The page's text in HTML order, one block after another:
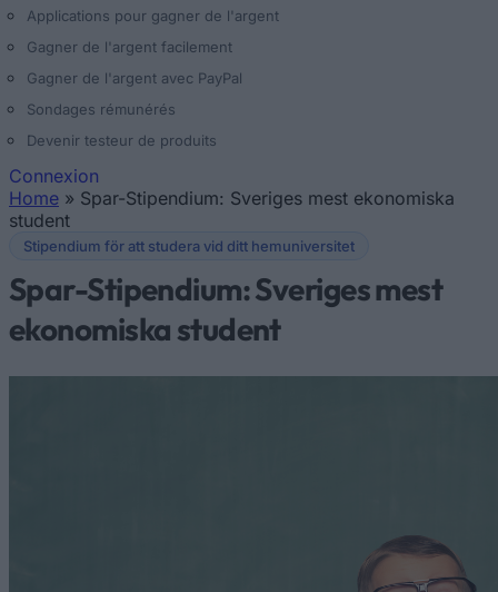
Applications pour gagner de l'argent
Gagner de l'argent facilement
Gagner de l'argent avec PayPal
Sondages rémunérés
Devenir testeur de produits
Connexion
Vous êtes ici
Home » Spar-Stipendium: Sveriges mest ekonomiska
student
Stipendium för att studera vid ditt hemuniversitet
Spar-Stipendium: Sveriges mest
ekonomiska student